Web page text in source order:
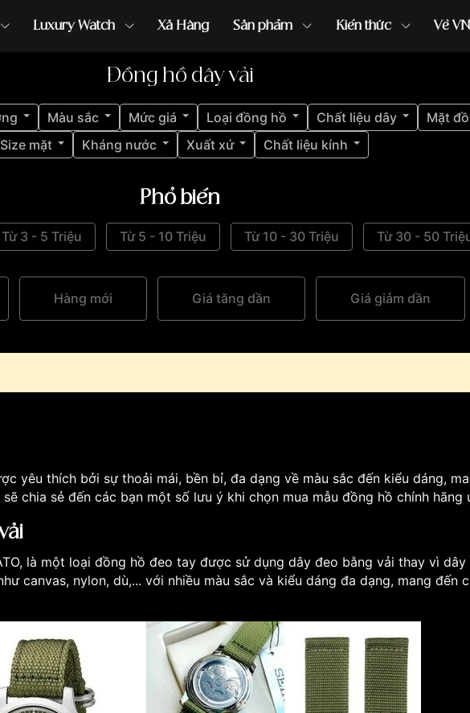
Luxury Watch Xả Hàng Sản phẩm Kiến thức Về
hồ G-Shock đồng hồ Orient ...
Đồng hồ dây vải
Màu sắc Mức giá Loại đồng hồ Chất liệu dây
Mặt
Size mặt
Kháng nước Xuất xứ Chất liệu kính
Phổ biến
Từ 3 - 5 Triệu Từ 5 - 10 Triệu Từ 10 - 30 Triệu Từ 30 - 50
Hàng mới Giá tăng dần Giá giảm dần
yêu thích bởi sự thoải mái, bền bỉ, đa dạng về màu sắc đến kiểu dáng,
chia sẻ đến các bạn một số lưu ý khi chọn mua mẫu đồng hồ chính hãng
là một loại đồng hồ đeo tay được sử dụng dây đeo bằng vải thay vì
canvas, nylon, dù,... với nhiều màu sắc và kiểu dáng đa dạng, mang đến